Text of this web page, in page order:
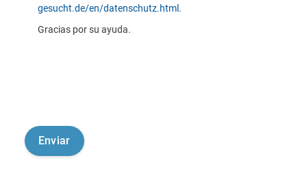
gesucht.de/en/datenschutz.html .
Gracias por su ayuda.